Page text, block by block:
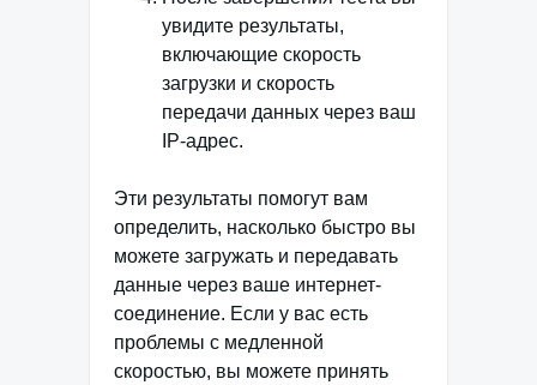
увидите результаты,
включающие скорость
загрузки и скорость
передачи данных через ваш
IP-адрес.
Эти результаты помогут вам
определить, насколько быстро вы
можете загружать и передавать
данные через ваше интернет-
соединение. Если у вас есть
проблемы с медленной
скоростью, вы можете принять